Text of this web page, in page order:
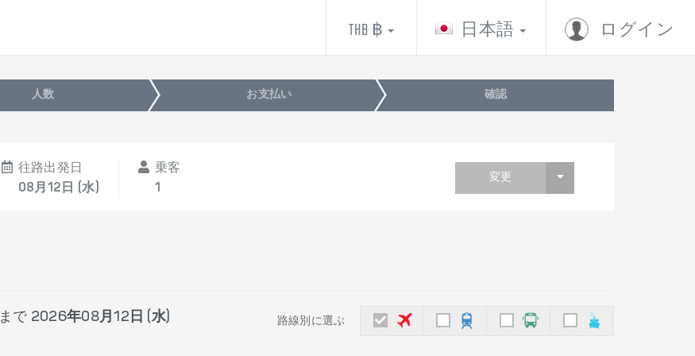
ログイン
日本語
THB ฿
人数 お支払い 確認
往路出発日
08月12日 (水)
乗客
1
変更
まで 2026年08月12日 (水) 路線別に選ぶ